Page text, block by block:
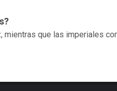
mientras que las imperiales